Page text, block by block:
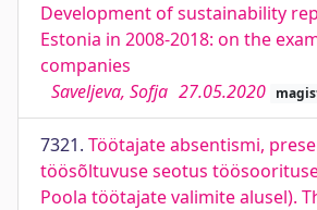
Development of sustainability
Estonia in 2008-2018: on the
companies
Saveljeva, Sofja 27.05.2020
7321. Töötajate absentismi,
töösõltuvuse seotus
Poola töötajate valimite alusel).